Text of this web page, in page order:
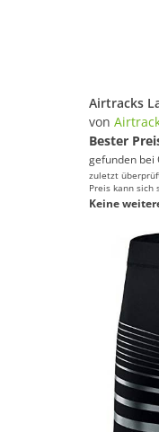
von
Bester
gefunden bei
zuletzt
Preis kann sich
Keine